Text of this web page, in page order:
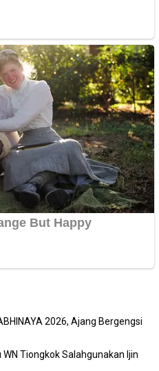
2026, Ajang Bergengsi
Tiongkok Salahgunakan Ijin